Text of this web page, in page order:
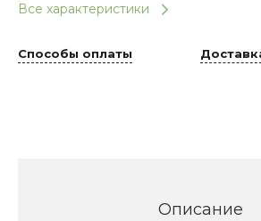
Все характеристики
Способы оплаты
Описание